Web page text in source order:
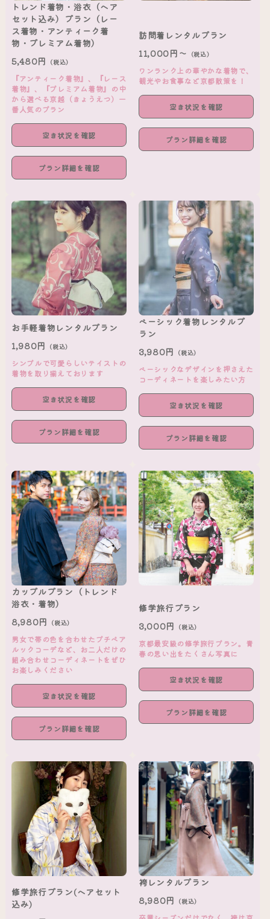
トレンド着物・浴衣（ヘア
セット込み）プラン（レー
ス着物・アンティーク着
物・プレミアム着物）
5,480円 （税込）
『アンティーク着物』、『レース
着物』、『プレミアム着物』の中
から選べる京越（きょうえつ）一
番人気のプラン
空き状況を確認
プラン詳細を確認
訪問着レンタルプラン
11,000円～ （税込）
ワンランク上の華やかな着物で、
観光やお食事など京都散策を！
空き状況を確認
プラン詳細を確認
お手軽着物レンタルプラン
1,980円 （税込）
シンプルで可愛らしいテイストの
着物を取り揃えております
空き状況を確認
プラン詳細を確認
ベーシック着物レンタルプ
ラン
3,980円 （税込）
ベーシックなデザインを押さえた
コーディネートを楽しみたい方
空き状況を確認
プラン詳細を確認
カップルプラン（トレンド
浴衣・着物）
8,980円 （税込）
男女で帯の色を合わせたプチペア
ルックコーデなど、お二人だけの
組み合わせコーディネートをぜひ
お楽しみください
空き状況を確認
プラン詳細を確認
修学旅行プラン
3,000円 （税込）
京都最安級の修学旅行プラン。青
春の思い出をたくさん写真に
空き状況を確認
プラン詳細を確認
修学旅行プラン(ヘアセット
込み)
袴レンタルプラン
8,980円 （税込）